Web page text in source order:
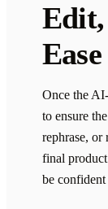
Ease
Once the
to ensure
rephrase,
final
be